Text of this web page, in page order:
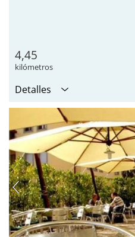
4,45
kilómetros
Detalles